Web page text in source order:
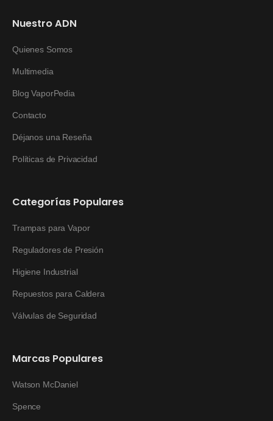
Nuestro ADN
Quienes Somos
Multimedia
Blog VaporPedia
Contacto
Déjanos una Reseña
Políticas de Privacidad
Categorías Populares
Trampas para Vapor
Reguladores de Presión
Higiene Industrial
Repuestos para Caldera
Válvulas de Seguridad
Marcas Populares
Watson McDaniel
Spence